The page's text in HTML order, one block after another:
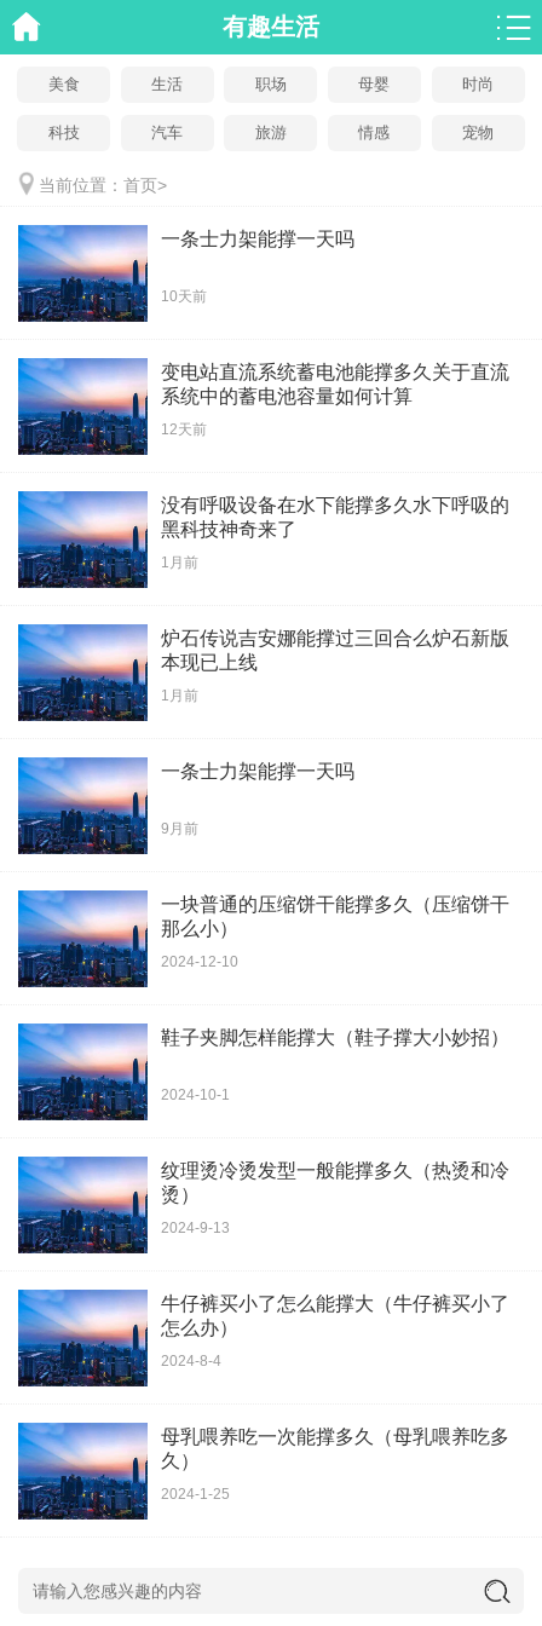
有趣生活
美食 生活 职场 母婴 时尚
科技 汽车 旅游 情感 宠物
当前位置： 首页>
一条士力架能撑一天吗
10天前
变电站直流系统蓄电池能撑多久关于直流
系统中的蓄电池容量如何计算
12天前
没有呼吸设备在水下能撑多久水下呼吸的
黑科技神奇来了
1月前
炉石传说吉安娜能撑过三回合么炉石新版
本现已上线
1月前
一条士力架能撑一天吗
9月前
一块普通的压缩饼干能撑多久（压缩饼干
那么小）
2024-12-10
鞋子夹脚怎样能撑大（鞋子撑大小妙招）
2024-10-1
纹理烫冷烫发型一般能撑多久（热烫和冷
烫）
2024-9-13
牛仔裤买小了怎么能撑大（牛仔裤买小了
怎么办）
2024-8-4
母乳喂养吃一次能撑多久（母乳喂养吃多
久）
2024-1-25